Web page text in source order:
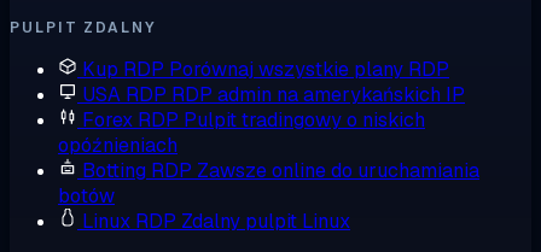
PULPIT ZDALNY
Kup RDP Porównaj wszystkie plany RDP
USA RDP RDP admin na amerykańskich IP
Forex RDP Pulpit tradingowy o niskich
opóźnieniach
Botting RDP Zawsze online do uruchamiania
botów
Linux RDP Zdalny pulpit Linux